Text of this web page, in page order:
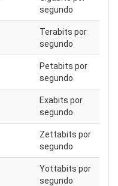
segundo
Terabits por
segundo
Petabits por
segundo
Exabits por
segundo
Zettabits por
segundo
Yottabits por
segundo